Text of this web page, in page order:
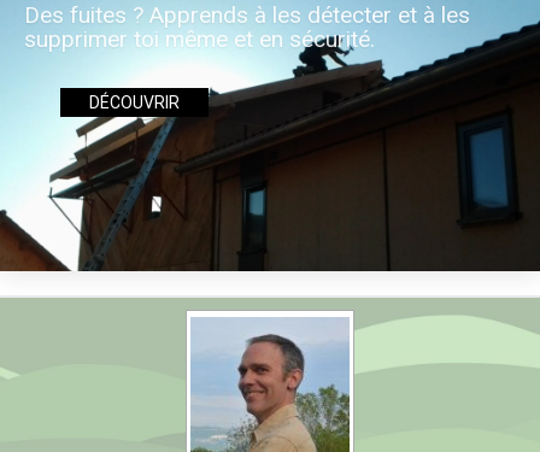
Des fuites ? Apprends à les détecter et à les
supprimer toi même et en sécurité.
DÉCOUVRIR